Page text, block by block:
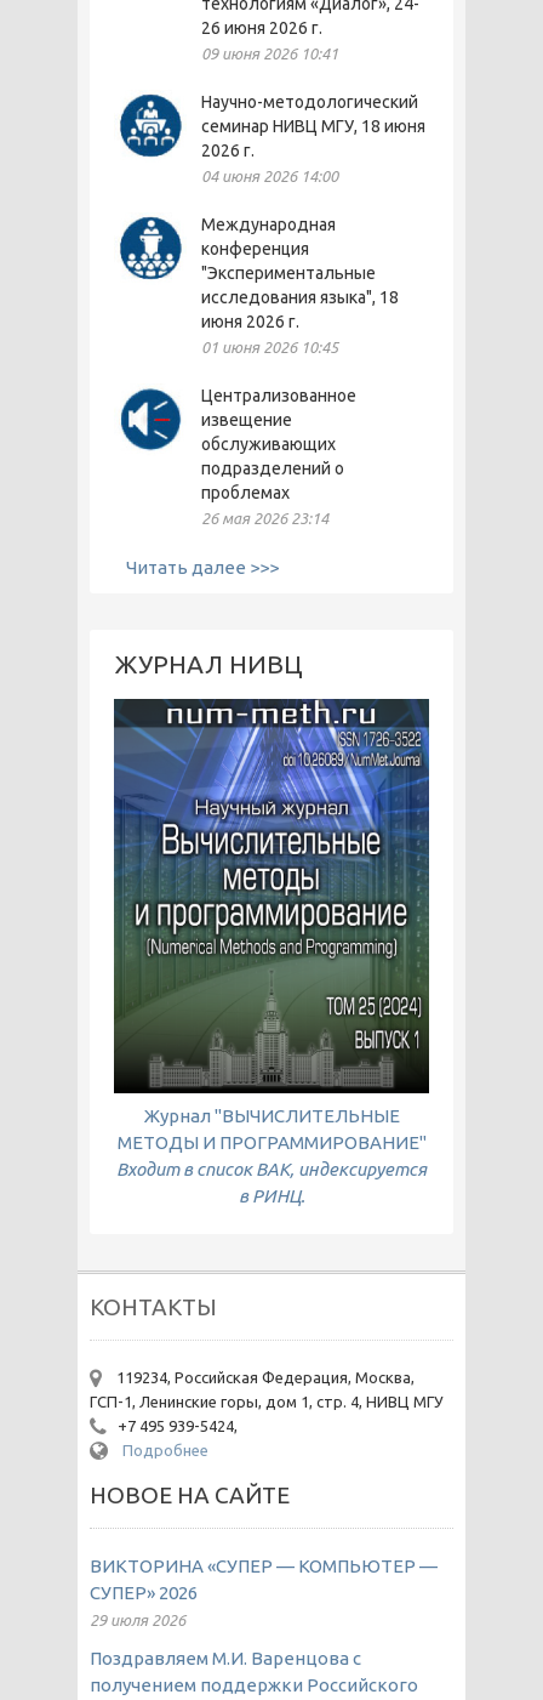
26 июня 2026 г.
09 июня 2026 10:41
Научно-методологический
семинар НИВЦ МГУ, 18 июня
2026 г.
04 июня 2026 14:00
Международная
конференция
"Экспериментальные
исследования языка", 18
июня 2026 г.
01 июня 2026 10:45
Централизованное
извещение
обслуживающих
подразделений о
проблемах
26 мая 2026 23:14
Читать далее >>>
ЖУРНАЛ НИВЦ
Журнал "ВЫЧИСЛИТЕЛЬНЫЕ
МЕТОДЫ И ПРОГРАММИРОВАНИЕ"
Входит в список ВАК, индексируется
в РИНЦ.
КОНТАКТЫ
119234, Российская Федерация, Москва,
ГСП-1, Ленинские горы, дом 1, стр. 4, НИВЦ МГУ
+7 495 939-5424,
Подробнее
НОВОЕ НА САЙТЕ
ВИКТОРИНА «СУПЕР — КОМПЬЮТЕР —
СУПЕР» 2026
29 июля 2026
Поздравляем М.И. Варенцова с
получением поддержки Российского